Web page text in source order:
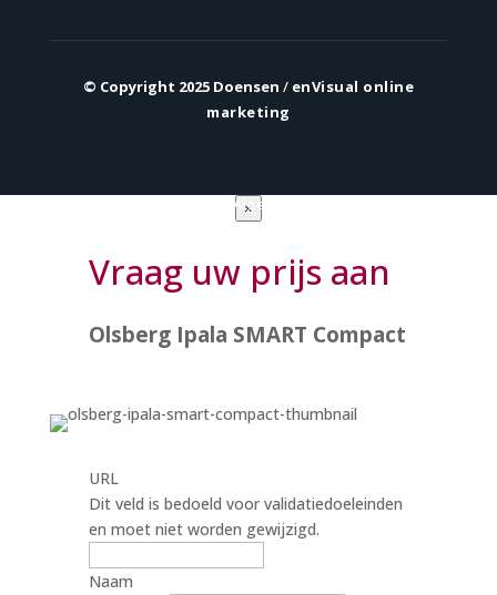
© Copyright 2025 Doensen / enVisual online
marketing
Algemene voorwaarden
×
Vraag uw prijs aan
Olsberg Ipala SMART Compact
URL
Dit veld is bedoeld voor validatiedoeleinden
en moet niet worden gewijzigd.
Naam